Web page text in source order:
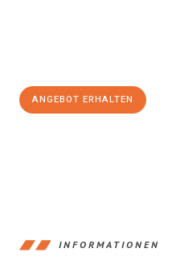
ANGEBOT ERHALTEN
INFORMATIONEN